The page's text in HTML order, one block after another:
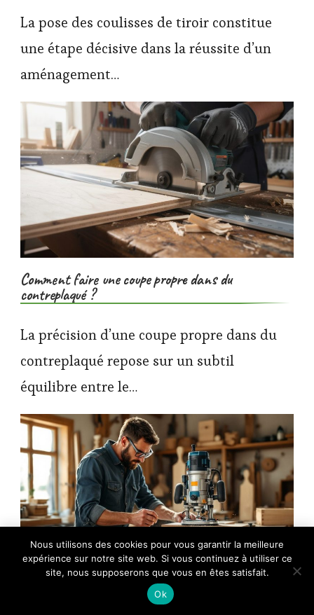
La pose des coulisses de tiroir constitue
une étape décisive dans la réussite d’un
aménagement…
Comment faire une coupe propre dans du
contreplaqué ?
La précision d’une coupe propre dans du
contreplaqué repose sur un subtil
équilibre entre le…
Comment réaliser un tenon avec une défonceuse ?
×
🔥 TOP VENTE
WOBLLMX Fraise à rainurer à disque à tige
de 8 mm, L5 mm, 4 …
Voir l'offre
Nous utilisons des cookies pour vous garantir la meilleure
expérience sur notre site web. Si vous continuez à utiliser ce
site, nous supposerons que vous en êtes satisfait.
Ok